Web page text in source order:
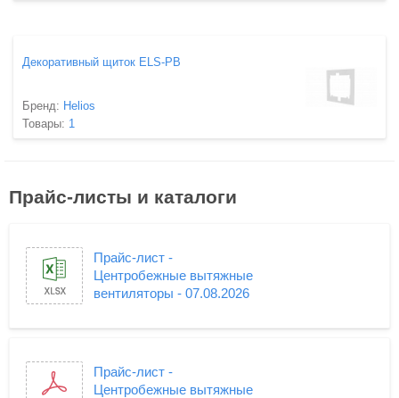
Декоративный щиток ELS-PB
Бренд: Helios
Товары: 1
Прайс-листы и каталоги
Прайс-лист -
Центробежные вытяжные
вентиляторы - 07.08.2026
Прайс-лист -
Центробежные вытяжные